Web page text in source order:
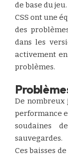
de base du jeu.
CSS ont une
des
dans les
activement
problèmes.
De nombreux
performance
soudaines
sauvegardes.
Ces baisses